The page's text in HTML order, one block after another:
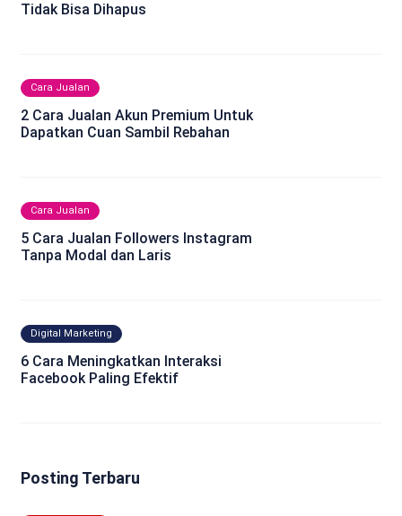
Tidak Bisa Dihapus
Cara Jualan
2 Cara Jualan Akun Premium Untuk
Dapatkan Cuan Sambil Rebahan
Cara Jualan
5 Cara Jualan Followers Instagram
Tanpa Modal dan Laris
Digital Marketing
6 Cara Meningkatkan Interaksi
Facebook Paling Efektif
Posting Terbaru